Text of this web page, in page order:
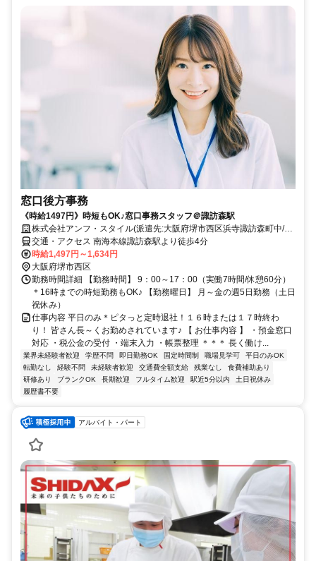
窓口後方事務
《時給1497円》時短もOK♪窓口事務スタッフ＠諏訪森駅
株式会社アンフ・スタイル(派遣先:大阪府堺市西区浜寺諏訪森町中/大
手地方銀行)
交通・アクセス 南海本線諏訪森駅より徒歩4分
時給1,497円～1,634円
大阪府堺市西区
勤務時間詳細 【勤務時間】 9：00～17：00（実働7時間/休憩60分）
＊16時までの時短勤務もOK♪ 【勤務曜日】 月～金の週5日勤務（土日
祝休み）
仕事内容 平日のみ＊ピタっと定時退社！１６時または１７時終わ
り！ 皆さん長～くお勤めされています♪ 【 お仕事内容 】 ・預金窓口
対応 ・税公金の受付 ・端末入力 ・帳票整理 ＊＊＊ 長く働け...
業界未経験者歓迎 学歴不問 即日勤務OK 固定時間制 職場見学可
平日のみOK
転勤なし
経験不問 未経験者歓迎 交通費全額支給 残業なし
食費補助あり
研修あり
ブランクOK 長期歓迎 フルタイム歓迎 駅近5分以内
土日祝休み
履歴書不要
アルバイト・パート